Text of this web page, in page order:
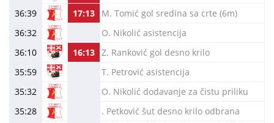
36:39
17:13
M. Tomić gol sredina sa crte (6m)
36:32
O. Nikolić asistencija
36:10
16:13 Z. Ranković gol desno krilo
35:59
T. Petrović asistencija
35:32
O. Nikolić dodavanje za čistu priliku
35:28
. Petković šut desno krilo odbrana